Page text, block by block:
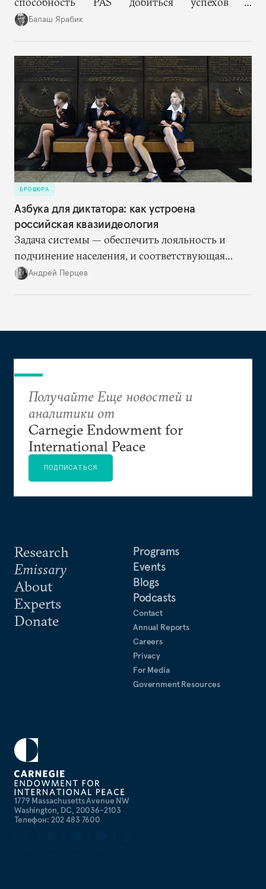
госстроительстве может оказаться важнее, чем
Балаш Ярабик
БРОШЮРА
Азбука для диктатора: как устроена
российская квазиидеология
Задача системы — обеспечить лояльность и
подчинение населения, и соответствующая
«идеология» формируется именно исходя из
Андрей Перцев
1779 Massachusetts Avenue NW
Washington, DC, 20036-2103
Телефон: 202 483 7600
Research
Emissary
About
Experts
Donate
Programs
Events
Blogs
Podcasts
Contact
Annual Reports
Careers
Privacy
For Media
Government Resources
Получайте Еще новостей и
аналитики от
Carnegie Endowment for
International Peace
ПОДПИСАТЬСЯ